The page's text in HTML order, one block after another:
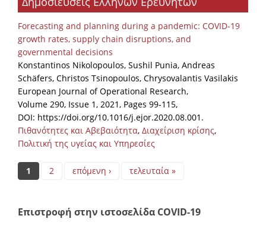
Forecasting and planning during a pandemic: COVID-19
growth rates, supply chain disruptions, and
governmental decisions
Konstantinos Nikolopoulos, Sushil Punia, Andreas
Schäfers, Christos Tsinopoulos, Chrysovalantis Vasilakis
European Journal of Operational Research,
Volume 290, Issue 1, 2021, Pages 99-115,
DOI: https://doi.org/10.1016/j.ejor.2020.08.001.
Πιθανότητες και Αβεβαιότητα, Διαχείριση κρίσης,
Πολιτική της υγείας και Υπηρεσίες
Pages
1 2 επόμενη › τελευταία »
Επιστροφή στην ιστοσελίδα COVID-19